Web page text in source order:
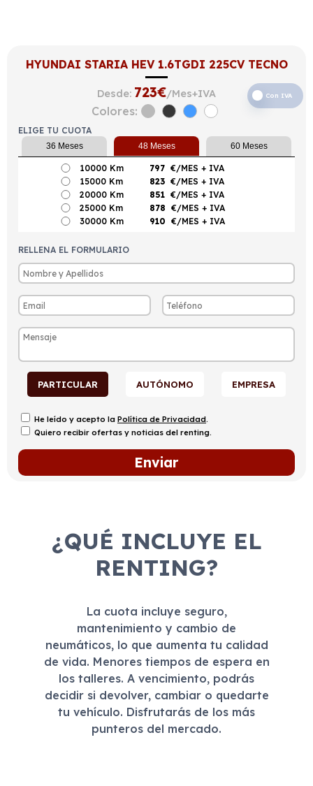
HYUNDAI STARIA HEV 1.6TGDI 225CV TECNO
Desde: 723€/Mes+IVA Con IVA
Colores:
ELIGE TU CUOTA
36 Meses 48 Meses 60 Meses
10000 Km 797 €/MES + IVA
15000 Km
823 €/MES + IVA
20000 Km
851 €/MES + IVA
25000 Km
878 €/MES + IVA
30000 Km
910 €/MES + IVA
RELLENA EL FORMULARIO
PARTICULAR AUTÓNOMO EMPRESA
He leído y acepto la Política de Privacidad.
Quiero recibir ofertas y noticias del renting.
¿QUÉ INCLUYE EL
RENTING?
La cuota incluye seguro,
mantenimiento y cambio de
neumáticos, lo que aumenta tu calidad
de vida. Menores tiempos de espera en
los talleres. A vencimiento, podrás
decidir si devolver, cambiar o quedarte
tu vehículo. Disfrutarás de los más
punteros del mercado.